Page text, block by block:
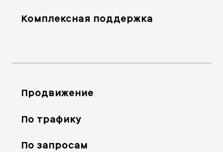
Комплексная поддержка
Продвижение
По трафику
По запросам